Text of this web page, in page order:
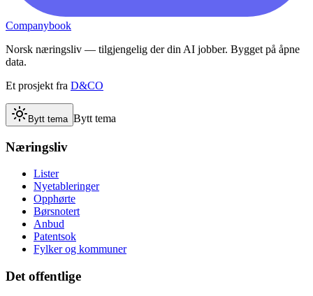
Companybook
Norsk næringsliv — tilgjengelig der din AI jobber. Bygget på åpne
data.
Et prosjekt fra D&CO
Bytt tema Bytt tema
Næringsliv
Lister
Nyetableringer
Opphørte
Børsnotert
Anbud
Patentsok
Fylker og kommuner
Det offentlige